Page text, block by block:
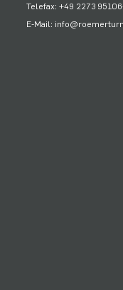
Telefax: +49 2273
E-Mail: